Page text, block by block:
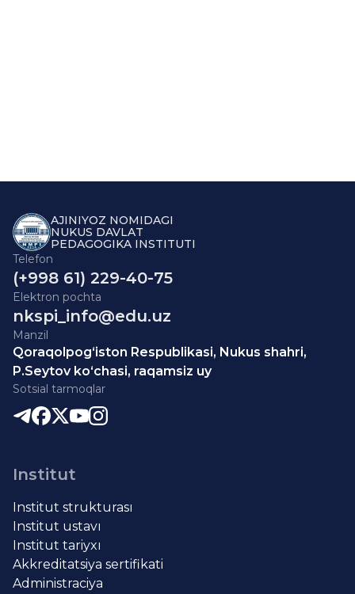
AJINIYOZ NOMIDAGI
NUKUS DAVLAT
PEDAGOGIKA INSTITUTI
Telefon
(+998 61) 229-40-75
Elektron pochta
nkspi_info@edu.uz
Manzil
Qoraqolpog‘iston Respublikasi, Nukus shahri,
P.Seytov ko‘chasi, raqamsiz uy
Sotsial tarmoqlar
Institut
Institut strukturası
Institut ustavı
Institut tariyxı
Akkreditatsiya sertifikati
Administraciya